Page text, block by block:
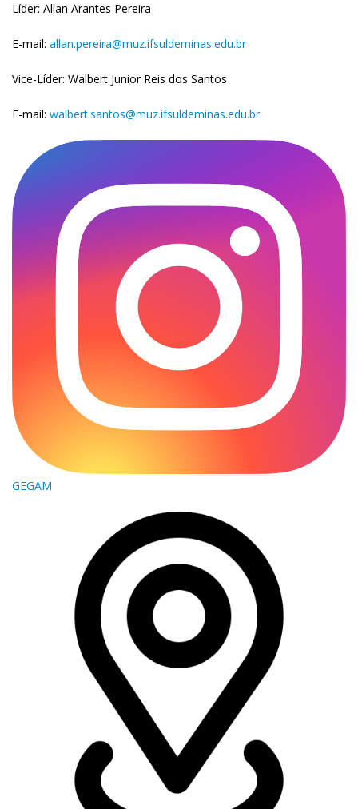
Líder: Allan Arantes Pereira
E-mail: allan.pereira@muz.ifsuldeminas.edu.br
Vice-Líder: Walbert Junior Reis dos Santos
E-mail: walbert.santos@muz.ifsuldeminas.edu.br
GEGAM